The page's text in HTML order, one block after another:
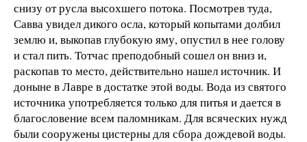
снизу от русла высохшего потока. Посмотрев туда,
Савва увидел дикого осла, который копытами долбил
землю и, выкопав глубокую яму, опустил в нее голову
и стал пить. Тотчас преподобный сошел он вниз и,
раскопав то место, действительно нашел источник. И
доныне в Лавре в достатке этой воды. Вода из святого
источника употребляется только для питья и дается в
благословение всем паломникам. Для всяческих нужд
были сооружены цистерны для сбора дождевой воды.